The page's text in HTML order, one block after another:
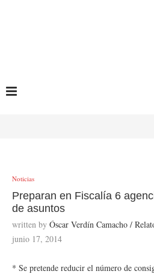
Noticias
Preparan en Fiscalía 6
de asuntos
written by Óscar Verdín Camacho /
junio 17, 2014
* Se pretende reducir el número de